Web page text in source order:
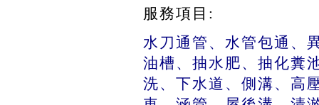
服務項目:
水刀通管、水管包通、
油槽、抽水肥、抽化糞
洗、下水道、側溝、高